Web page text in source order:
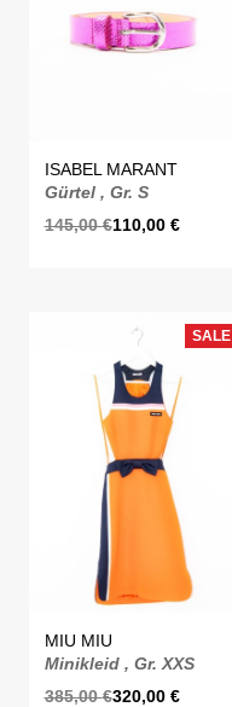
ISABEL MARANT
Gürtel , Gr. S
145,00€110,00 €
SALE
MIU MIU
Minikleid , Gr. XXS
385,00€320,00 €